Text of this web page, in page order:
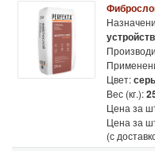
Цвет:
Вес (кг.):
Цена за
Цена за
(с